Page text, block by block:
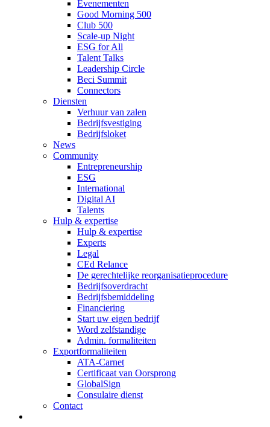
Evenementen
Good Morning 500
Club 500
Scale-up Night
ESG for All
Talent Talks
Leadership Circle
Beci Summit
Connectors
Diensten
Verhuur van zalen
Bedrijfsvestiging
Bedrijfsloket
News
Community
Entrepreneurship
ESG
International
Digital AI
Talents
Hulp & expertise
Hulp & expertise
Experts
Legal
CEd Relance
De gerechtelijke reorganisatieprocedure
Bedrijfsoverdracht
Bedrijfsbemiddeling
Financiering
Start uw eigen bedrijf
Word zelfstandige
Admin. formaliteiten
Exportformaliteiten
ATA-Carnet
Certificaat van Oorsprong
GlobalSign
Consulaire dienst
Contact